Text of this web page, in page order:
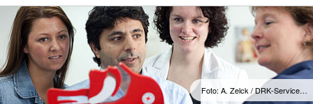
Foto: A. Zelck / DRK-Service…